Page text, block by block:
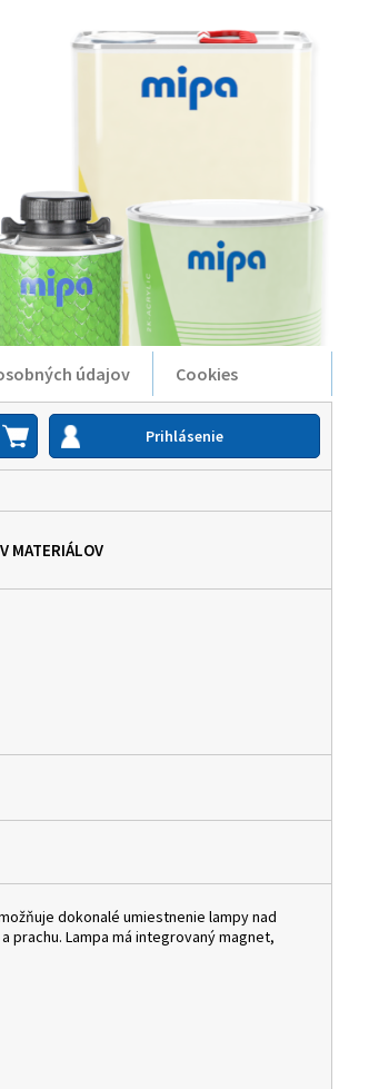
údajov Cookies
Prihlásenie
MATERIÁLOV
dokonalé umiestnenie lampy nad
prachu. Lampa má integrovaný magnet,